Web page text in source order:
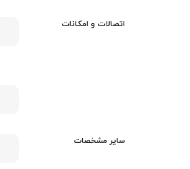
اتصالات و امکانات
سایر مشخصات